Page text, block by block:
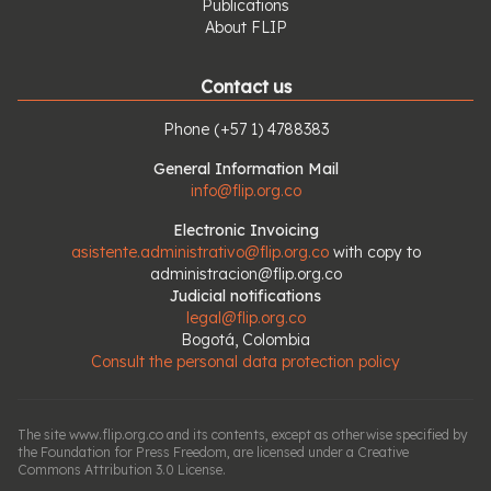
Publications
About FLIP
Contact us
Phone (+57 1) 4788383
General Information Mail
info@flip.org.co
Electronic Invoicing
asistente.administrativo@flip.org.co with copy to
administracion@flip.org.co
Judicial notifications
legal@flip.org.co
Bogotá, Colombia
Consult the personal data protection policy
The site www.flip.org.co and its contents, except as otherwise specified by
the Foundation for Press Freedom, are licensed under a Creative
Commons Attribution 3.0 License.